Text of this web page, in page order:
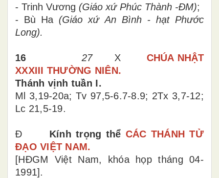
- Trinh Vương (Giáo xứ Phúc Thành -ĐM);
- Bù Ha (Giáo xứ An Bình - hạt Phước
Long).
16 27XCHÚA NHẬT
XXXIII THƯỜNG NIÊN.
Thánh vịnh tuần I.
Ml 3,19-20a; Tv 97,5-6.7-8.9; 2Tx 3,7-12;
Lc 21,5-19.
Đ Kính trọng thể CÁC THÁNH TỬ
ĐẠO VIỆT NAM.
[HĐGM Việt Nam, khóa họp tháng 04-
1991].